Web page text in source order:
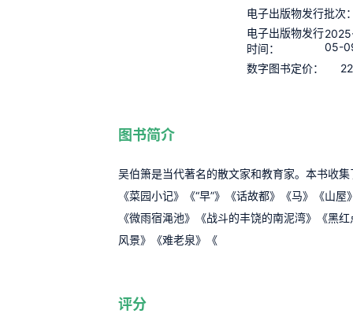
电子出版物发行批次
电子出版物发行
时间：
05-
数字图书定价：
图书简介
吴伯箫是当代著名的散文家和教育家。本书收
《菜园小记》《“早”》《话故都》《马》《山
《微雨宿渑池》《战斗的丰饶的南泥湾》《黑
风景》《难老泉》《
评分